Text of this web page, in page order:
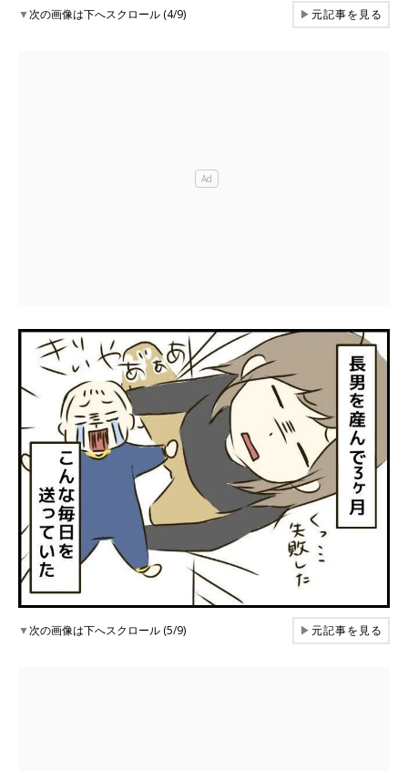
▼次の画像は下へスクロール (4/9) ▶元記事を見る
▼次の画像は下へスクロール (5/9) ▶元記事を見る